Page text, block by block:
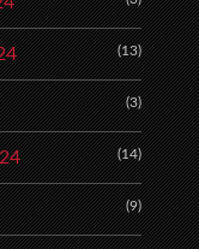
(13)
(3)
(14)
(9)